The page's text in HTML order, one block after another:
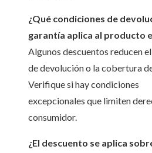
¿Qué condiciones de
garantía aplica al producto
Algunos descuentos reducen
de devolución o la cobertura
Verifique si hay condiciones
excepcionales que limiten
consumidor.
¿El descuento se aplica